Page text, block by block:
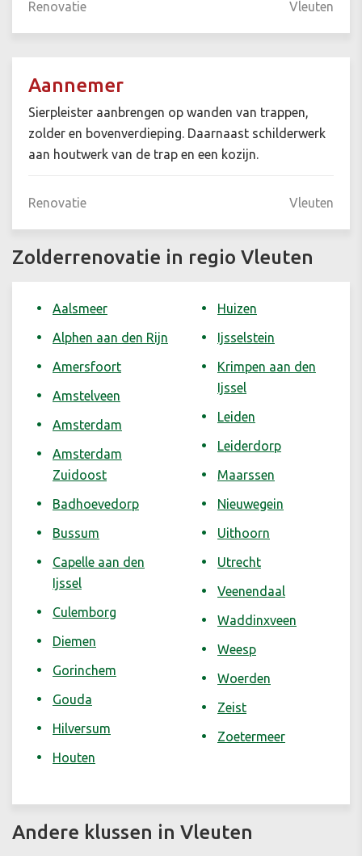
Renovatie Vleuten
Aannemer
Sierpleister aanbrengen op wanden van trappen,
zolder en bovenverdieping. Daarnaast schilderwerk
aan houtwerk van de trap en een kozijn.
Renovatie Vleuten
Zolderrenovatie in regio Vleuten
Aalsmeer
Alphen aan den Rijn
Amersfoort
Amstelveen
Amsterdam
Amsterdam
Zuidoost
Badhoevedorp
Bussum
Capelle aan den
Ijssel
Culemborg
Diemen
Gorinchem
Gouda
Hilversum
Houten
Huizen
Ijsselstein
Krimpen aan den
Ijssel
Leiden
Leiderdorp
Maarssen
Nieuwegein
Uithoorn
Utrecht
Veenendaal
Waddinxveen
Weesp
Woerden
Zeist
Zoetermeer
Andere klussen in Vleuten